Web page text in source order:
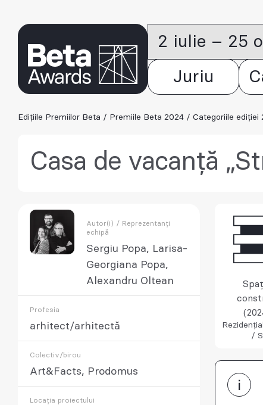
2 iulie – 25
Juriu
Edițiile Premiilor Beta / Premiile Beta 2024 / Categoriile ediției
Casa de vacanță
Autor(i) / Reprezentanți
echipă
Sergiu Popa, Larisa-
Georgiana Popa,
Alexandru Oltean
Profesia
arhitect/arhitectă
Colectiv/birou
Art&Facts, Prodomus
Locația proiectului
/ S